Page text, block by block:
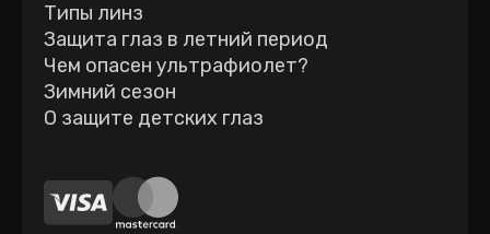
Типы линз
Защита глаз в летний период
Чем опасен ультрафиолет?
Зимний сезон
О защите детских глаз